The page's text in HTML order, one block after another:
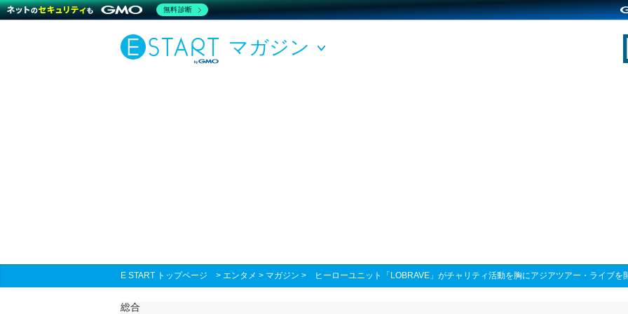
マガジン
E START トップページ > エンタメ > マガジン > ヒーローユニット「LOBRAVE」がチャリティ活動を胸にアジアツアー・ライブを
総合
無料診断